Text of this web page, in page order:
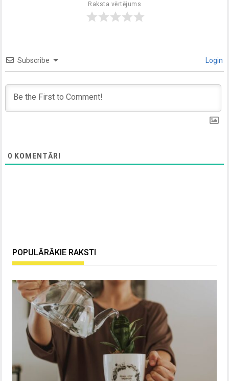
Raksta vērtējums
Subscribe Login
0 KOMENTĀRI
POPULĀRĀKIE RAKSTI